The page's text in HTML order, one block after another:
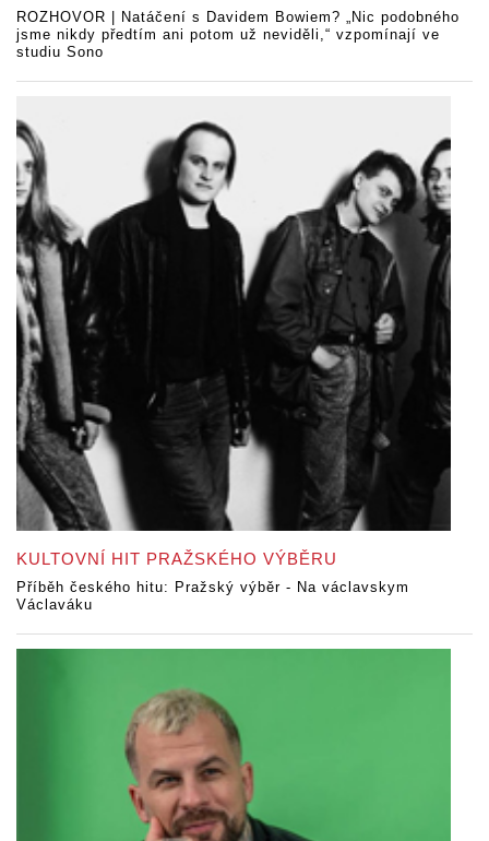
ROZHOVOR | Natáčení s Davidem Bowiem? „Nic podobného
jsme nikdy předtím ani potom už neviděli,“ vzpomínají ve
studiu Sono
KULTOVNÍ HIT PRAŽSKÉHO VÝBĚRU
Příběh českého hitu: Pražský výběr - Na václavskym
Václaváku